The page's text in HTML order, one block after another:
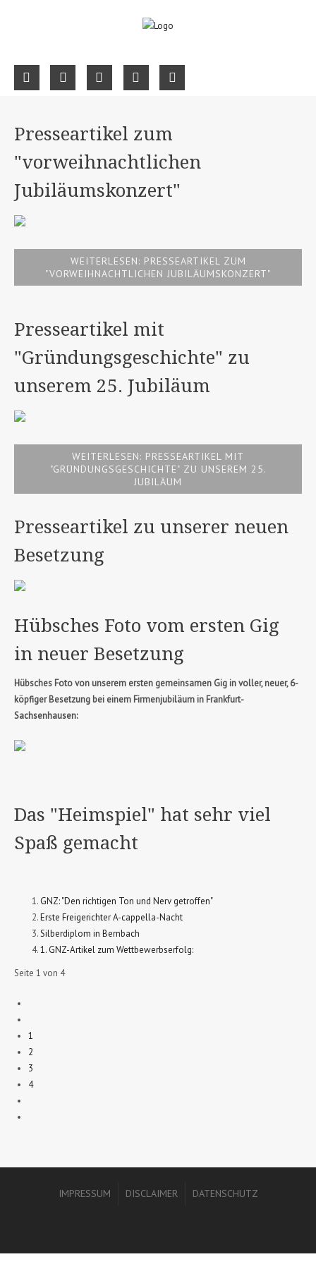
Presseartikel zum
"vorweihnachtlichen
Jubiläumskonzert"
WEITERLESEN: PRESSEARTIKEL ZUM
"VORWEIHNACHTLICHEN JUBILÄUMSKONZERT"
Presseartikel mit
"Gründungsgeschichte" zu
unserem 25. Jubiläum
WEITERLESEN: PRESSEARTIKEL MIT
"GRÜNDUNGSGESCHICHTE" ZU UNSEREM 25.
JUBILÄUM
Presseartikel zu unserer neuen
Besetzung
Hübsches Foto vom ersten Gig
in neuer Besetzung
Hübsches Foto von unserem ersten gemeinsamen Gig in voller, neuer, 6-
köpfiger Besetzung bei einem Firmenjubiläum in Frankfurt-
Sachsenhausen:
Das "Heimspiel" hat sehr viel
Spaß gemacht
GNZ: "Den richtigen Ton und Nerv getroffen"
Erste Freigerichter A-cappella-Nacht
Silberdiplom in Bernbach
1. GNZ-Artikel zum Wettbewerbserfolg:
Seite 1 von 4
1
2
3
4
IMPRESSUM DISCLAIMER DATENSCHUTZ